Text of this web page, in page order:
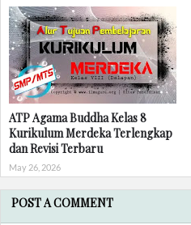
ATP Agama Buddha Kelas 8
Kurikulum Merdeka Terlengkap
dan Revisi Terbaru
May 26, 2026
POST A COMMENT